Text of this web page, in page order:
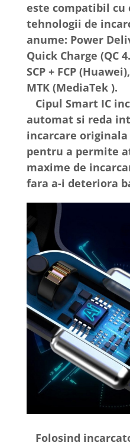
este compatibil cu
tehnologii de
anume: Power
Quick Charge (QC
SCP + FCP
MTK (MediaTek ).
Cipul Smart IC
automat si reda
incarcare
pentru a permite
maxime de
fara a-i deteriora
Folosind